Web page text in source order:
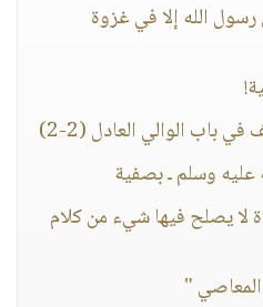
الله إلا في غزوة
باب الوالي العادل (2-2)
عليه وسلم ـ بصفية
لا يصلح فيها شيء من كلام
"